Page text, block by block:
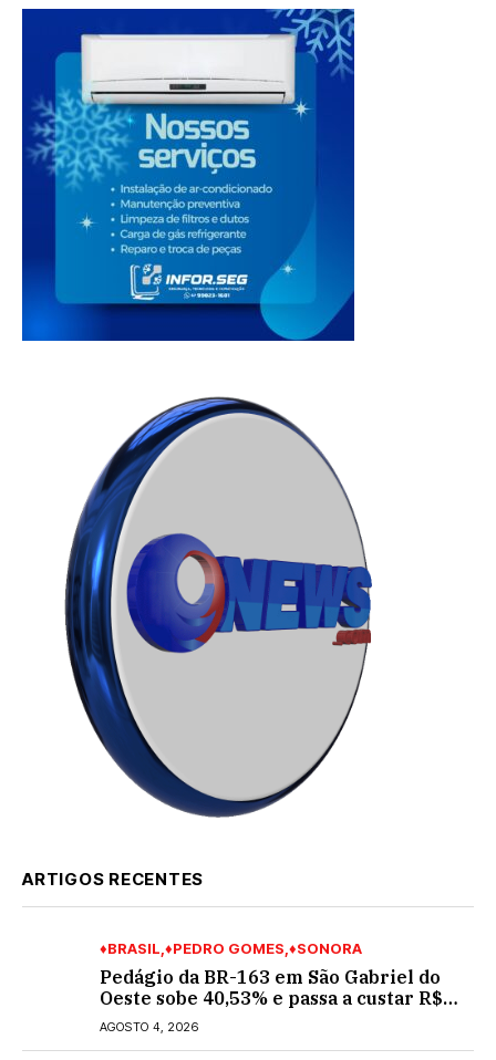
ARTIGOS RECENTES
♦BRASIL ♦PEDRO GOMES ♦SONORA
Pedágio da BR-163 em São Gabriel do
Oeste sobe 40,53% e passa a custar R$
10,70 a partir desta quarta-feira
AGOSTO 4, 2026